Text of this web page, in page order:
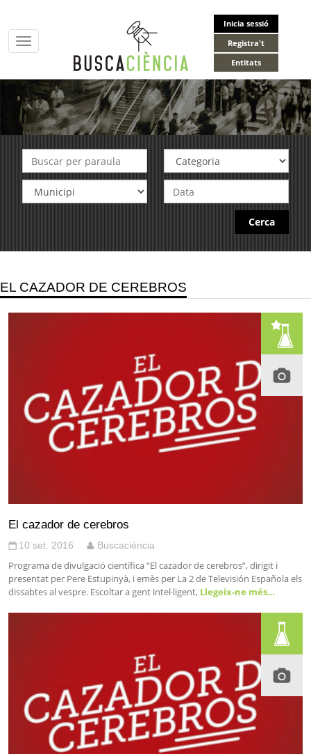
Inicia sessió
Registra't
Entitats
Toggle
navigation
Cerca
EL CAZADOR DE CEREBROS
El cazador de cerebros
10 set. 2016 Buscaciència
Programa de divulgació científica “El cazador de cerebros”, dirigit i
presentat per Pere Estupinyà, i emès per La 2 de Televisión Española els
dissabtes al vespre. Escoltar a gent intel·ligent, Llegeix-ne més…